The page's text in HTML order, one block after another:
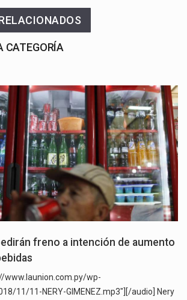
CATEGORÍA
freno a intención de aumento
www.launion.com.py/wp-
11/11-NERY-GIMENEZ.mp3"][/audio] Nery